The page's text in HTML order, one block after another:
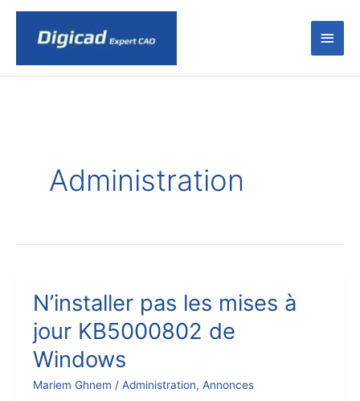
Administration
N’installer pas les mises à
jour KB5000802 de
Windows
Mariem Ghnem / Administration, Annonces